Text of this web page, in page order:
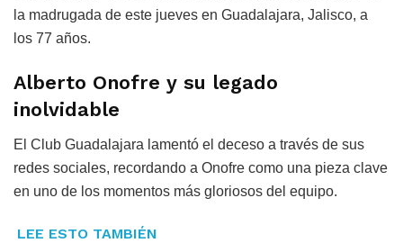
la madrugada de este jueves en Guadalajara, Jalisco, a
los 77 años.
Alberto Onofre y su legado
inolvidable
El Club Guadalajara lamentó el deceso a través de sus
redes sociales, recordando a Onofre como una pieza clave
en uno de los momentos más gloriosos del equipo.
LEE ESTO TAMBIÉN